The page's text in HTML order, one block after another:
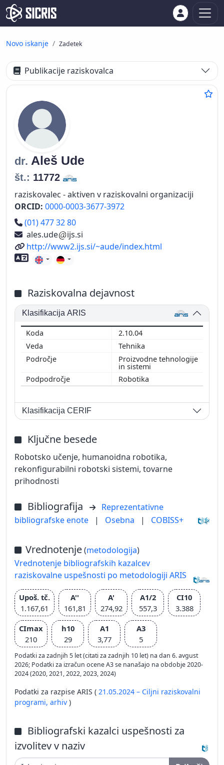
Novo iskanje Zadetek
Publikacije raziskovalca
dr. Aleš Ude
št.: 11772
raziskovalec - aktiven v raziskovalni organizaciji
ORCID: 0000-0003-3677-3972
Telefon
(01) 477 32 80
ales.ude
ijs.si
Spletni naslov
http://www2.ijs.si/~aude/index.html
Znanje tujih jezikov
Raziskovalna dejavnost
Klasifikacija ARIS
2.10.04
Tehnika
Proizvodne tehnologije
in sistemi
Robotika
Klasifikacija CERIF
Ključne besede
Robotsko učenje, humanoidna robotika,
rekonfigurabilni robotski sistemi, tovarne
prihodnosti
Bibliografija
Reprezentativne
bibliografske enote
| Osebna | COBISS+
Vrednotenje(metodologija)
Vrednotenje bibliografskih kazalcev
raziskovalne uspešnosti po metodologiji ARIS
Upoš. tč.
1.167,61
A''
161,81
A'
274,92
A1/2
557,3
CI10
3.388
CImax
210
h10
29
A1
3,77
A3
5
Podatki za zadnjih 5 let (citati za zadnjih 10 let) na dan 6. avgust
2026; Podatki za izračun ocene A3 se nanašajo na obdobje 2020-
2024 (2020, 2021, 2022, 2023, 2024)
Podatki za razpise ARIS ( 21.05.2024 – Ciljni raziskovalni
programi, arhiv )
Bibliografski kazalci uspešnosti za
izvolitev v naziv